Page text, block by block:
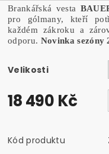
Brankářská vesta
pro gólmany, kteří
každém zákroku a
odporu. Novinka sezóny
Velikosti
18 490 Kč
Kód produktu